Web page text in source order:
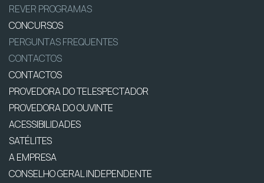
REVER PROGRAMAS
CONCURSOS
PERGUNTAS FREQUENTES
CONTACTOS
CONTACTOS
PROVEDORA DO TELESPECTADOR
PROVEDORA DO OUVINTE
ACESSIBILIDADES
SATÉLITES
A EMPRESA
CONSELHO GERAL INDEPENDENTE